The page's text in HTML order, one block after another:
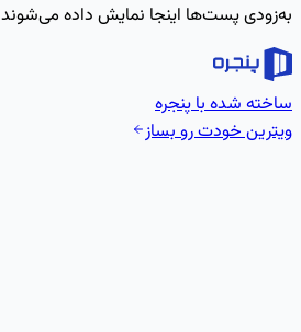
به‌زودی پست‌ها اینجا نمایش داده می‌شوند
ساخته شده با پنجره
ویترین خودت رو بساز